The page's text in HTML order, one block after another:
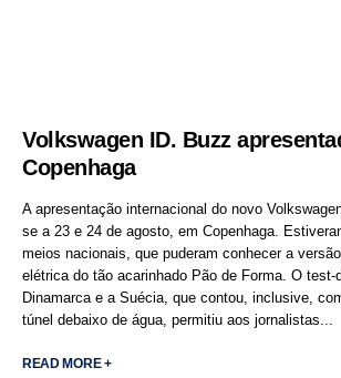
Volkswagen ID. Buzz
Copenhaga
A apresentação internacional do novo
se a 23 e 24 de agosto, em Copenhaga.
meios nacionais, que puderam conhecer a
elétrica do tão acarinhado Pão de Forma. O test-
Dinamarca e a Suécia, que contou, inclusive,
túnel debaixo de água, permitiu aos jornalistas...
READ MORE +